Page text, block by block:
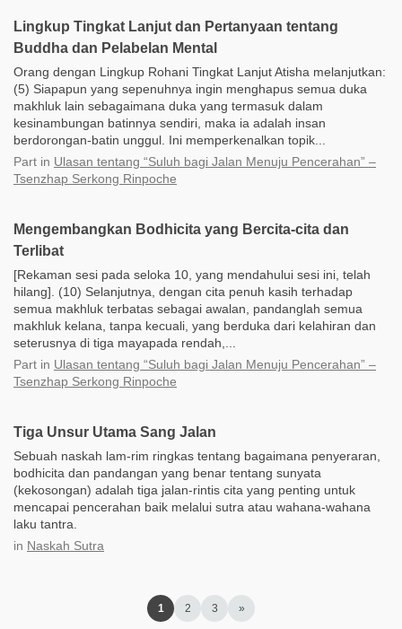
Lingkup Tingkat Lanjut dan Pertanyaan tentang
Buddha dan Pelabelan Mental
Orang dengan Lingkup Rohani Tingkat Lanjut Atisha melanjutkan:
(5) Siapapun yang sepenuhnya ingin menghapus semua duka
makhluk lain sebagaimana duka yang termasuk dalam
kesinambungan batinnya sendiri, maka ia adalah insan
berdorongan-batin unggul. Ini memperkenalkan topik...
Part in Ulasan tentang “Suluh bagi Jalan Menuju Pencerahan” –
Tsenzhap Serkong Rinpoche
Mengembangkan Bodhicita yang Bercita-cita dan
Terlibat
[Rekaman sesi pada seloka 10, yang mendahului sesi ini, telah
hilang]. (10) Selanjutnya, dengan cita penuh kasih terhadap
semua makhluk terbatas sebagai awalan, pandanglah semua
makhluk kelana, tanpa kecuali, yang berduka dari kelahiran dan
seterusnya di tiga mayapada rendah,...
Part in Ulasan tentang “Suluh bagi Jalan Menuju Pencerahan” –
Tsenzhap Serkong Rinpoche
Tiga Unsur Utama Sang Jalan
Sebuah naskah lam-rim ringkas tentang bagaimana penyeraran,
bodhicita dan pandangan yang benar tentang sunyata
(kekosongan) adalah tiga jalan-rintis cita yang penting untuk
mencapai pencerahan baik melalui sutra atau wahana-wahana
laku tantra.
in Naskah Sutra
1 2 3 »